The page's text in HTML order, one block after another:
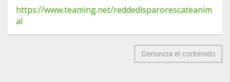
https://www.teaming.net/reddedisparorescateanim
al
Denuncia el contenido